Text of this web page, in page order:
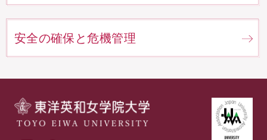
安全の確保と危機管理